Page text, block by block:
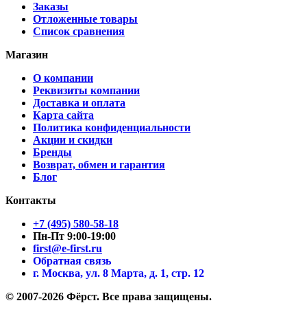
Заказы
Отложенные товары
Список сравнения
Магазин
О компании
Реквизиты компании
Доставка и оплата
Карта сайта
Политика конфиденциальности
Акции и скидки
Бренды
Возврат, обмен и гарантия
Блог
Контакты
+7 (495) 580-58-18
Пн-Пт 9:00-19:00
first@e-first.ru
Обратная связь
г. Москва, ул. 8 Марта, д. 1, стр. 12
© 2007-2026 Фёрст. Все права защищены.